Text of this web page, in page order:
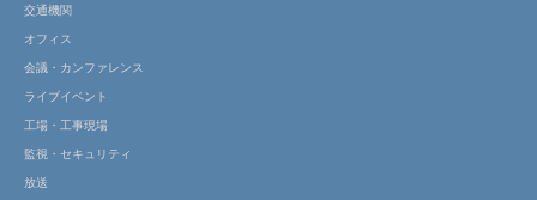
交通機関
オフィス
会議・カンファレンス
ライブイベント
工場・工事現場
監視・セキュリティ
放送